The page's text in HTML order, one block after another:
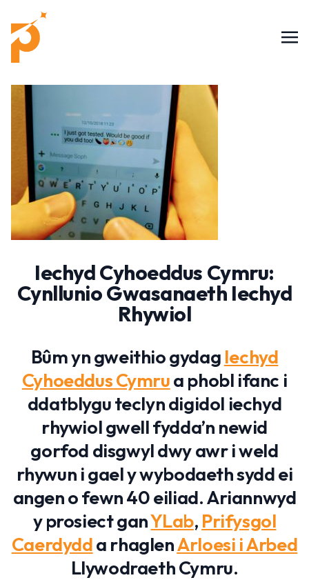
Iechyd Cyhoeddus Cymru:
Cynllunio Gwasanaeth Iechyd
Rhywiol
Bûm yn gweithio gydag Iechyd
Cyhoeddus Cymrua phobl ifanc i
ddatblygu teclyn digidol iechyd
rhywiol gwell fydda’n newid
gorfod disgwyl dwy awr i weld
rhywun i gael y wybodaeth sydd ei
angen o fewn 40 eiliad. Ariannwyd
y prosiect ganYLab, Prifysgol
Caerdydda rhaglenArloesi i Arbed
Llywodraeth Cymru.